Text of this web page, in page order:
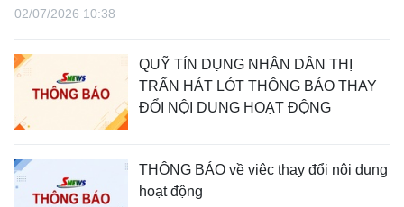
02/07/2026 10:38
QUỸ TÍN DỤNG NHÂN DÂN THỊ
TRẤN HÁT LÓT THÔNG BÁO THAY
ĐỔI NỘI DUNG HOẠT ĐỘNG
THÔNG BÁO về việc thay đổi nội dung
hoạt động